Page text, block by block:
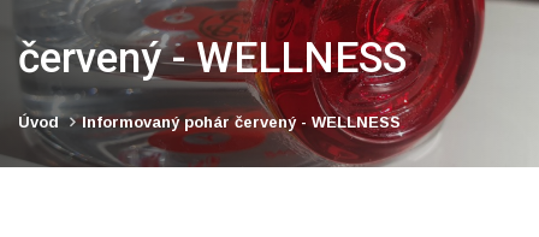
červený - WELLNESS
Úvod Informovaný pohár červený - WELLNESS